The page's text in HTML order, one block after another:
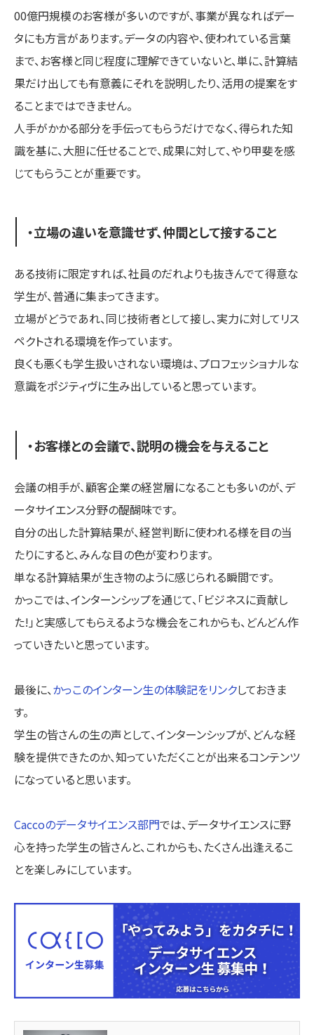
00億円規模のお客様が多いのですが、事業が異なればデー
タにも方言があります。データの内容や、使われている言葉
まで、お客様と同じ程度に理解できていないと、単に、計算結
果だけ出しても有意義にそれを説明したり、活用の提案をす
ることまではできません。
人手がかかる部分を手伝ってもらうだけでなく、得られた知
識を基に、大胆に任せることで、成果に対して、やり甲斐を感
じてもらうことが重要です。
・立場の違いを意識せず、仲間として接すること
ある技術に限定すれば、社員のだれよりも抜きんでて得意な
学生が、普通に集まってきます。
立場がどうであれ、同じ技術者として接し、実力に対してリス
ペクトされる環境を作っています。
良くも悪くも学生扱いされない環境は、プロフェッショナルな
意識をポジティヴに生み出していると思っています。
・お客様との会議で、説明の機会を与えること
会議の相手が、顧客企業の経営層になることも多いのが、デ
ータサイエンス分野の醍醐味です。
自分の出した計算結果が、経営判断に使われる様を目の当
たりにすると、みんな目の色が変わります。
単なる計算結果が生き物のように感じられる瞬間です。
かっこでは、インターンシップを通じて、「ビジネスに貢献し
た!」と実感してもらえるような機会をこれからも、どんどん作
っていきたいと思っています。
最後に、かっこのインターン生の体験記をリンクしておきま
す。
学生の皆さんの生の声として、インターンシップが、どんな経
験を提供できたのか、知っていただくことが出来るコンテンツ
になっていると思います。
Caccoのデータサイエンス部門では、データサイエンスに野
心を持った学生の皆さんと、これからも、たくさん出逢えるこ
とを楽しみにしています。